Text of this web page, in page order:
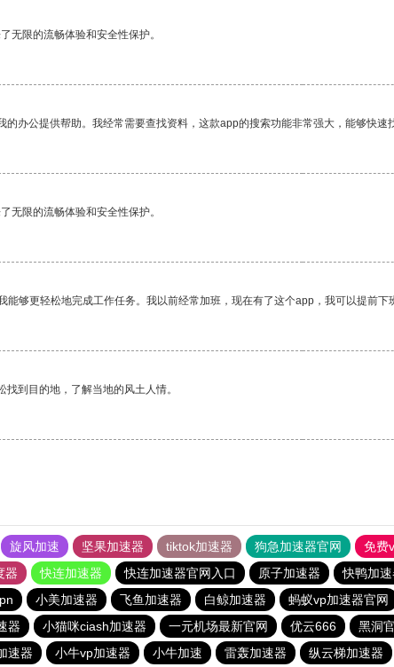
无限的流畅体验和安全性保护。
办公提供帮助。我经常需要查找资料，这款app的搜索功能非常强大，能够快速
无限的流畅体验和安全性保护。
够更轻松地完成工作任务。我以前经常加班，现在有了这个app，我可以提前下
到目的地，了解当地的风土人情。
旋风加速 坚果加速器 tiktok加速器 狗急加速器官网 免费
器 快连加速器 快连加速器官网入口 原子加速器 快鸭加速
小美加速器 飞鱼加速器 白鲸加速器 蚂蚁vp加速器官网
器 小猫咪ciash加速器 一元机场最新官网 优云666 黑洞
速器 小牛vp加速器 小牛加速 雷轰加速器 纵云梯加速器